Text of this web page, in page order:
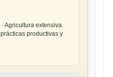
Agricultura extensiva.
productivas y